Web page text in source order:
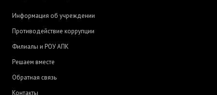
Информация об учреждении
Противодействие коррупции
Филиалы и РОУ АПК
Решаем вместе
Обратная связь
Контакты